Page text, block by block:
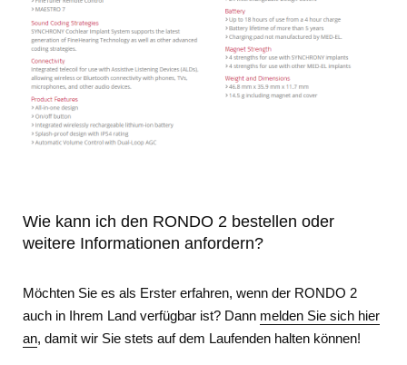
Wie kann ich den RONDO 2 bestellen oder
weitere Informationen anfordern?
Möchten Sie es als Erster erfahren, wenn der RONDO 2
auch in Ihrem Land verfügbar ist? Dann melden Sie sich hier
an, damit wir Sie stets auf dem Laufenden halten können!